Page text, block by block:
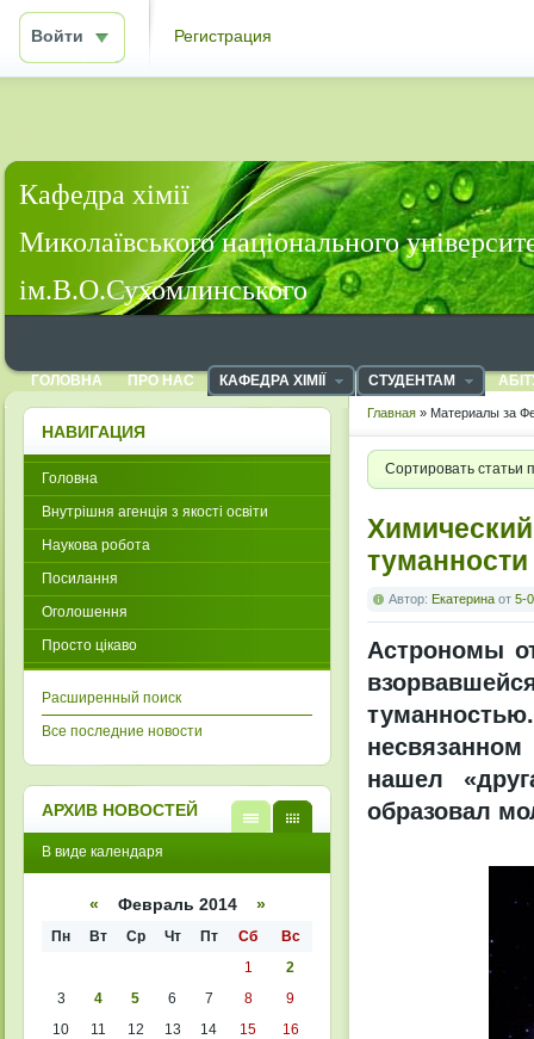
Войти Регистрация
Кафедра хімії
Миколаївського національного
ім.В.О.Сухомлинського
ГОЛОВНА ПРО НАС КАФЕДРА ХІМІЇ СТУДЕНТАМ
Главная » Материалы за
Сортировать статьи
туманности
Автор: Екатерина от 5-
Астрономы
нашел
образовал
НАВИГАЦИЯ
Головна
Внутрішня агенція з якості освіти
Наукова робота
Посилання
Оголошення
Просто цікаво
Расширенный поиск
Все последние новости
АРХИВ НОВОСТЕЙ
кален
списк
В виде календаря
« Февраль 2014 »
Пн Вт Ср Чт Пт Сб
Вс
1
2
3
4 5 6 7 8
9
10
11 12 13 14 15
16